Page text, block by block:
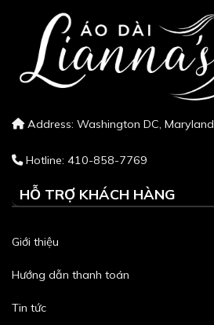
Address: Washington DC, Maryland
Hotline: 410-858-7769
HỖ TRỢ KHÁCH HÀNG
Giới thiệu
Hướng dẫn thanh toán
Tin tức